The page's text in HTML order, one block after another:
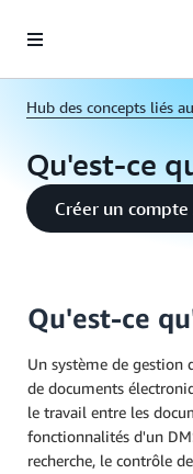
Hub des concepts liés
Qu'est-ce
Créer un compte
Qu'est-ce
Un système de gestion
de documents
le travail entre les
fonctionnalités d'un
recherche, le contrôle